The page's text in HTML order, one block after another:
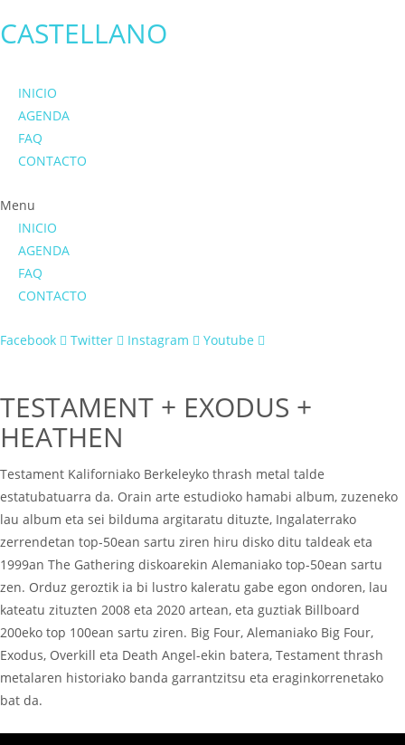
CASTELLANO
INICIO
AGENDA
FAQ
CONTACTO
Menu
INICIO
AGENDA
FAQ
CONTACTO
Facebook Twitter Instagram Youtube
TESTAMENT + EXODUS +
HEATHEN
Testament Kaliforniako Berkeleyko thrash metal talde
estatubatuarra da. Orain arte estudioko hamabi album, zuzeneko
lau album eta sei bilduma argitaratu dituzte, Ingalaterrako
zerrendetan top-50ean sartu ziren hiru disko ditu taldeak eta
1999an The Gathering diskoarekin Alemaniako top-50ean sartu
zen. Orduz geroztik ia bi lustro kaleratu gabe egon ondoren, lau
kateatu zituzten 2008 eta 2020 artean, eta guztiak Billboard
200eko top 100ean sartu ziren. Big Four, Alemaniako Big Four,
Exodus, Overkill eta Death Angel-ekin batera, Testament thrash
metalaren historiako banda garrantzitsu eta eraginkorrenetako
bat da.